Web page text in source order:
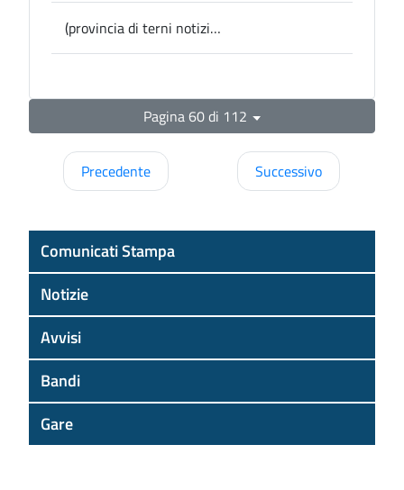
(provincia di terni notizie) Alviano, Scoperto un nuovo ciclo pittorico nel Castello di Bartolomeo
Pagina 60 di 112
Precedente Successivo
Comunicati Stampa
Notizie
Avvisi
Bandi
Gare